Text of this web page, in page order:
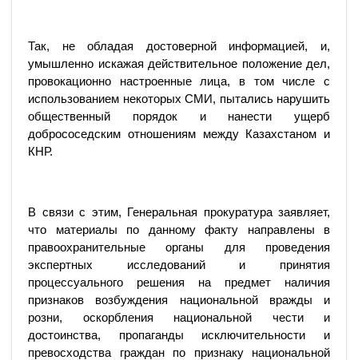
Так, не обладая достоверной информацией, и,
умышленно искажая действительное положение дел,
провокационно настроенные лица, в том числе с
использованием некоторых СМИ, пытались нарушить
общественный порядок и нанести ущерб
добрососедским отношениям между Казахстаном и
КНР.
В связи с этим, Генеральная прокуратура заявляет,
что материалы по данному факту направлены в
правоохранительные органы для проведения
экспертных исследований и принятия
процессуального решения на предмет наличия
признаков возбуждения национальной вражды и
розни, оскорбления национальной чести и
достоинства, пропаганды исключительности и
превосходства граждан по признаку национальной